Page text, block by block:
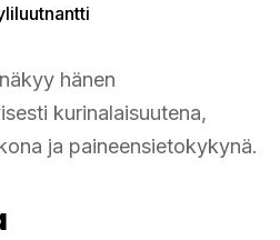
hänen
kurinalaisuutena,
ja paineensietokykynä.